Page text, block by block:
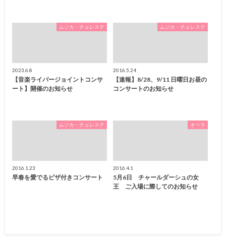
ムジカ・チェレステ
2023.6.8
【音楽ライバージョイントコンサ
ート】開催のお知らせ
ムジカ・チェレステ
2016.5.24
【速報】8/28、9/11 日曜日お昼の
コンサートのお知らせ
ムジカ・チェレステ
2016.1.23
早春を愛でるピザ付きコンサート
オペラ
2016.4.1
5月6日 チャールダーシュの女
王 ご入場に際してのお知らせ